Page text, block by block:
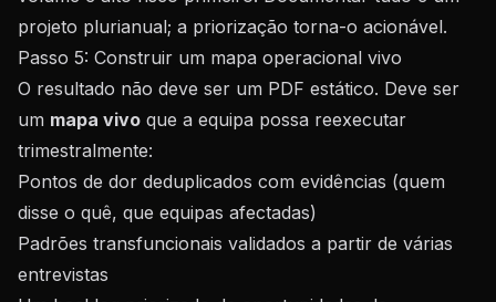
projeto plurianual; a priorização torna-o acionável.
Passo 5: Construir um mapa operacional vivo
O resultado não deve ser um PDF estático. Deve ser
um mapa vivo que a equipa possa reexecutar
trimestralmente:
Pontos de dor deduplicados com evidências (quem
disse o quê, que equipas afectadas)
Padrões transfuncionais validados a partir de várias
entrevistas